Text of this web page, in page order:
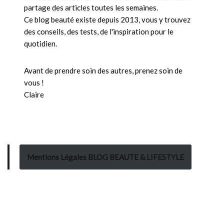
partage des articles toutes les semaines.
Ce blog beauté existe depuis 2013, vous y trouvez
des conseils, des tests, de l'inspiration pour le
quotidien.
Avant de prendre soin des autres, prenez soin de
vous !
Claire
Mentions Légales BLOG BEAUTE & LIFESTYLE